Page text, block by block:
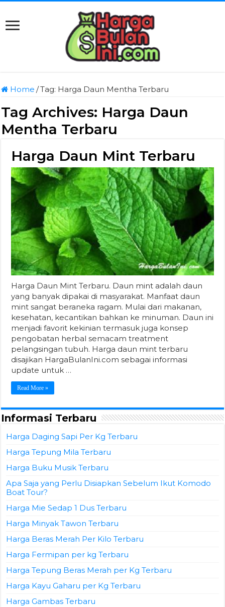
Home /Tag: Harga Daun Mentha Terbaru
Tag Archives: Harga Daun
Mentha Terbaru
Harga Daun Mint Terbaru
Harga Daun Mint Terbaru. Daun mint adalah daun
yang banyak dipakai di masyarakat. Manfaat daun
mint sangat beraneka ragam. Mulai dari makanan,
kesehatan, kecantikan bahkan ke minuman. Daun ini
menjadi favorit kekinian termasuk juga konsep
pengobatan herbal semacam treatment
pelangsingan tubuh. Harga daun mint terbaru
disajikan HargaBulanIni.com sebagai informasi
update untuk …
Read More »
Informasi Terbaru
Harga Daging Sapi Per Kg Terbaru
Harga Tepung Mila Terbaru
Harga Buku Musik Terbaru
Apa Saja yang Perlu Disiapkan Sebelum Ikut Komodo
Boat Tour?
Harga Mie Sedap 1 Dus Terbaru
Harga Minyak Tawon Terbaru
Harga Beras Merah Per Kilo Terbaru
Harga Fermipan per kg Terbaru
Harga Tepung Beras Merah per Kg Terbaru
Harga Kayu Gaharu per Kg Terbaru
Harga Gambas Terbaru